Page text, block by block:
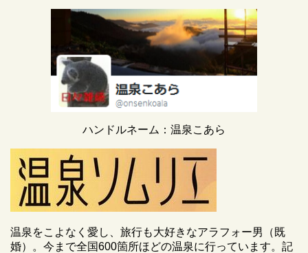
ハンドルネーム：温泉こあら
温泉をこよなく愛し、旅行も大好きなアラフォー男（既
婚）。今まで全国600箇所ほどの温泉に行っています。記